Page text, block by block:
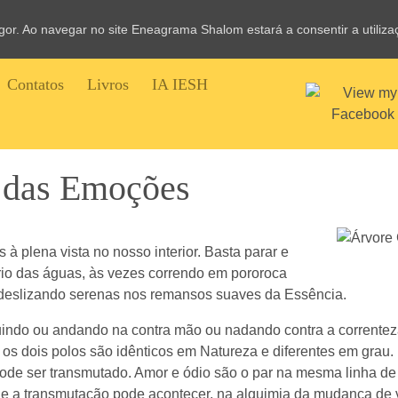
Contatos Livros IA IESH
Emoções
plena vista no nosso interior. Basta parar e
das águas, às vezes correndo em pororoca
serenas nos remansos suaves da Essência.
ou andando na contra mão ou nadando contra a
dois polos são idênticos em Natureza e diferentes em
ser transmutado. Amor e ódio são o par na mesma linha
a transmutação pode acontecer, na alquimia da mudança
Ao navegar no site Eneagrama Shalom estará a consentir a